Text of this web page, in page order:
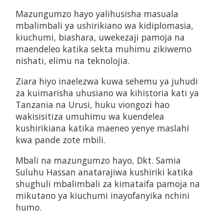
Mazungumzo hayo yalihusisha masuala
mbalimbali ya ushirikiano wa kidiplomasia,
kiuchumi, biashara, uwekezaji pamoja na
maendeleo katika sekta muhimu zikiwemo
nishati, elimu na teknolojia.
Ziara hiyo inaelezwa kuwa sehemu ya juhudi
za kuimarisha uhusiano wa kihistoria kati ya
Tanzania na Urusi, huku viongozi hao
wakisisitiza umuhimu wa kuendelea
kushirikiana katika maeneo yenye maslahi
kwa pande zote mbili.
Mbali na mazungumzo hayo, Dkt. Samia
Suluhu Hassan anatarajiwa kushiriki katika
shughuli mbalimbali za kimataifa pamoja na
mikutano ya kiuchumi inayofanyika nchini
humo.